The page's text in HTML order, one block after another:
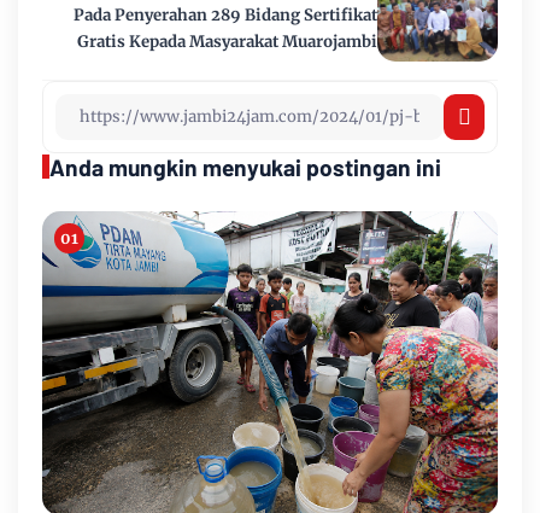
Pada Penyerahan 289 Bidang Sertifikat
Gratis Kepada Masyarakat Muarojambi
Anda mungkin menyukai postingan ini